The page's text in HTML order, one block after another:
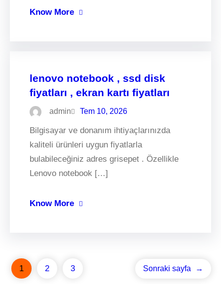
Know More
lenovo notebook , ssd disk
fiyatları , ekran kartı fiyatları
admin Tem 10, 2026
Bilgisayar ve donanım ihtiyaçlarınızda
kaliteli ürünleri uygun fiyatlarla
bulabileceğiniz adres grisepet . Özellikle
Lenovo notebook […]
Know More
1 2 3 Sonraki sayfa →